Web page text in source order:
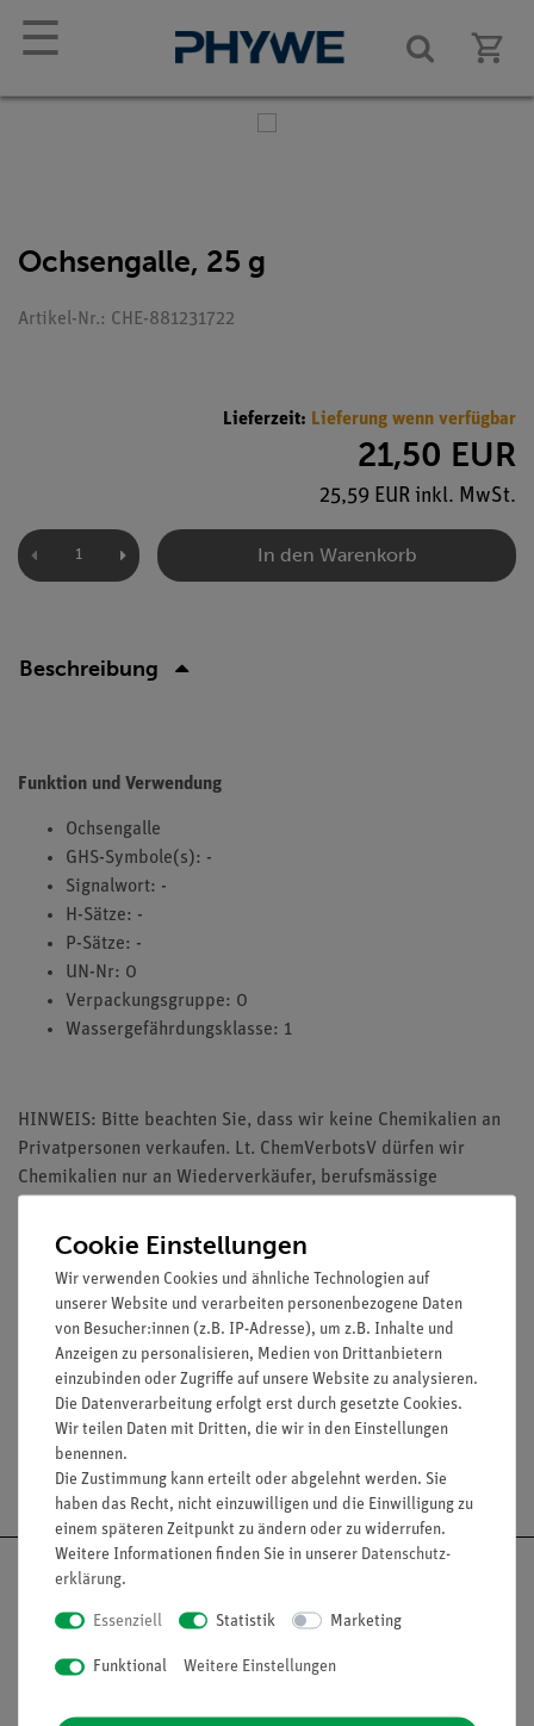
☰
Ochsengalle, 25 g
Artikel-Nr.: CHE-881231722
Lieferzeit: Lieferung wenn verfügbar
21,50 EUR
25,59 EUR inkl. MwSt.
In den Warenkorb
Beschreibung
Funktion und Verwendung
Ochsengalle
GHS-Symbole(s): -
Signalwort: -
H-Sätze: -
P-Sätze: -
UN-Nr: 0
Verpackungsgruppe: 0
Wassergefährdungsklasse: 1
HINWEIS: Bitte beachten Sie, dass wir keine Chemikalien an
Privatpersonen verkaufen. Lt. ChemVerbotsV dürfen wir
Chemikalien nur an Wiederverkäufer, berufsmässige
Lehranstalten abgeben.
Media / Downloads
Versandkostenfrei ab 300,- €
Cookie Einstellungen
Wir verwenden Cookies und ähnliche Technologien auf
unserer Website und verarbeiten personenbezogene Daten
von Besucher:innen (z.B. IP-Adresse), um z.B. Inhalte und
Anzeigen zu personalisieren, Medien von Drittanbietern
einzubinden oder Zugriffe auf unsere Website zu analysieren.
Die Datenverarbeitung erfolgt erst durch gesetzte Cookies.
Wir teilen Daten mit Dritten, die wir in den Einstellungen
benennen.
Die Zustimmung kann erteilt oder abgelehnt werden. Sie
haben das Recht, nicht einzuwilligen und die Einwilligung zu
einem späteren Zeitpunkt zu ändern oder zu widerrufen.
Weitere Informationen finden Sie in unserer Daten­schutz­
erklärung.
Essenziell Statistik Marketing
Funktional Weitere Einstellungen